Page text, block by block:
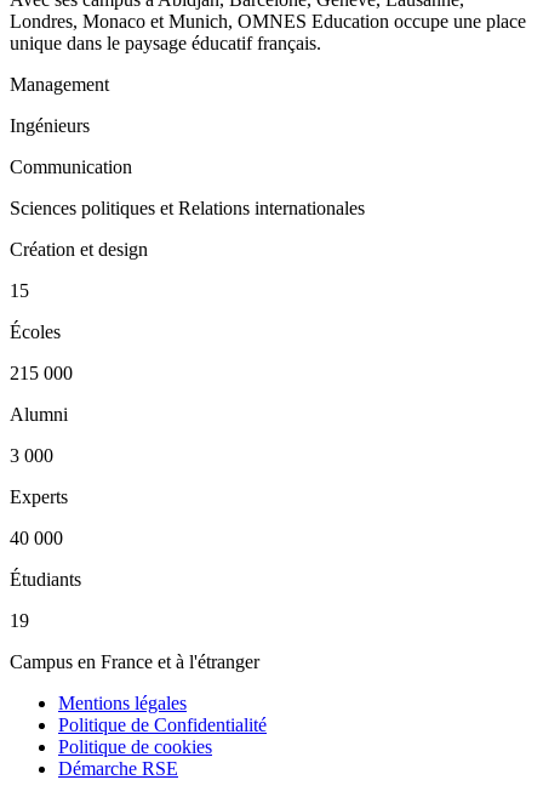
Londres, Monaco et Munich, OMNES Education occupe une place
unique dans le paysage éducatif français.
Management
Ingénieurs
Communication
Sciences politiques et Relations internationales
Création et design
15
Écoles
215 000
Alumni
3 000
Experts
40 000
Étudiants
19
Campus en France et à l'étranger
Mentions légales
Politique de Confidentialité
Politique de cookies
Démarche RSE